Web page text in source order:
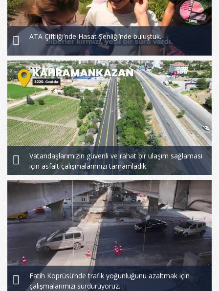
ATA Çiftliği’nde Hasat Şenliği’nde buluştuk.
Vatandaşlarımızın güvenli ve rahat bir ulaşım sağlaması
için asfalt çalışmalarımızı tamamladık.
Fatih Köprüsü’nde trafik yoğunluğunu azaltmak için
çalışmalarımızı sürdürüyoruz.